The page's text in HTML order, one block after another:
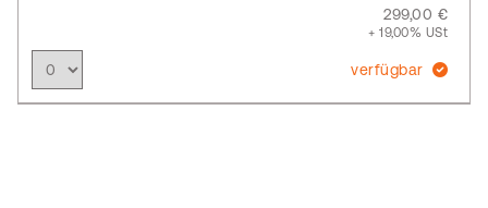
299,00 €
+ 19,00% USt
verfügbar